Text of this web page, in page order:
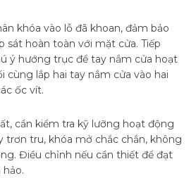
khóa vào lỗ đã khoan, đảm bảo
sát hoàn toàn với mặt cửa. Tiếp
ý hướng trục để tay nắm cửa hoạt
cùng lắp hai tay nắm cửa vào hai
ốc vít.
cần kiểm tra kỹ lưỡng hoạt động
trơn tru, khóa mở chắc chắn, không
Điều chỉnh nếu cần thiết để đạt